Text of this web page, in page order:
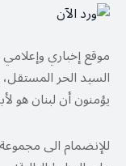
موقع إخباري
السيد الحر
يؤمنون أن لبنان هو
للإنضمام الى